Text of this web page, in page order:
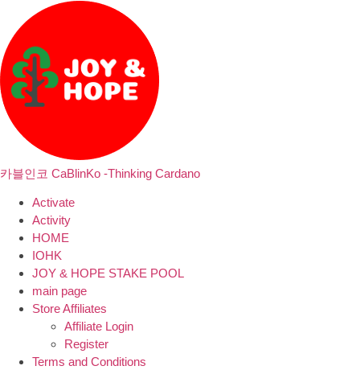
카블인코 CaBlinKo -Thinking Cardano
Activate
Activity
HOME
IOHK
JOY & HOPE STAKE POOL
main page
Store Affiliates
Affiliate Login
Register
Terms and Conditions